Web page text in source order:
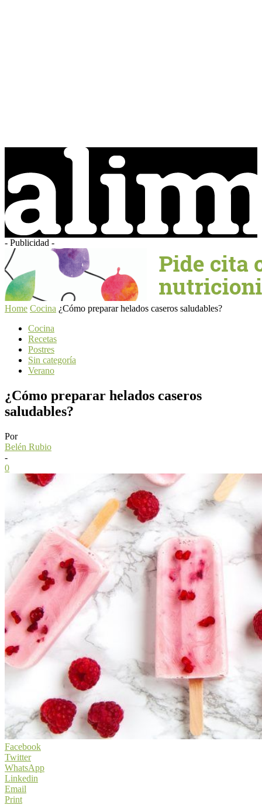
- Publicidad -
Home Cocina ¿Cómo preparar helados caseros saludables?
Cocina
Recetas
Postres
Sin categoría
Verano
¿Cómo preparar helados caseros
saludables?
Por
Belén Rubio
-
0
Facebook
Twitter
WhatsApp
Linkedin
Email
Print